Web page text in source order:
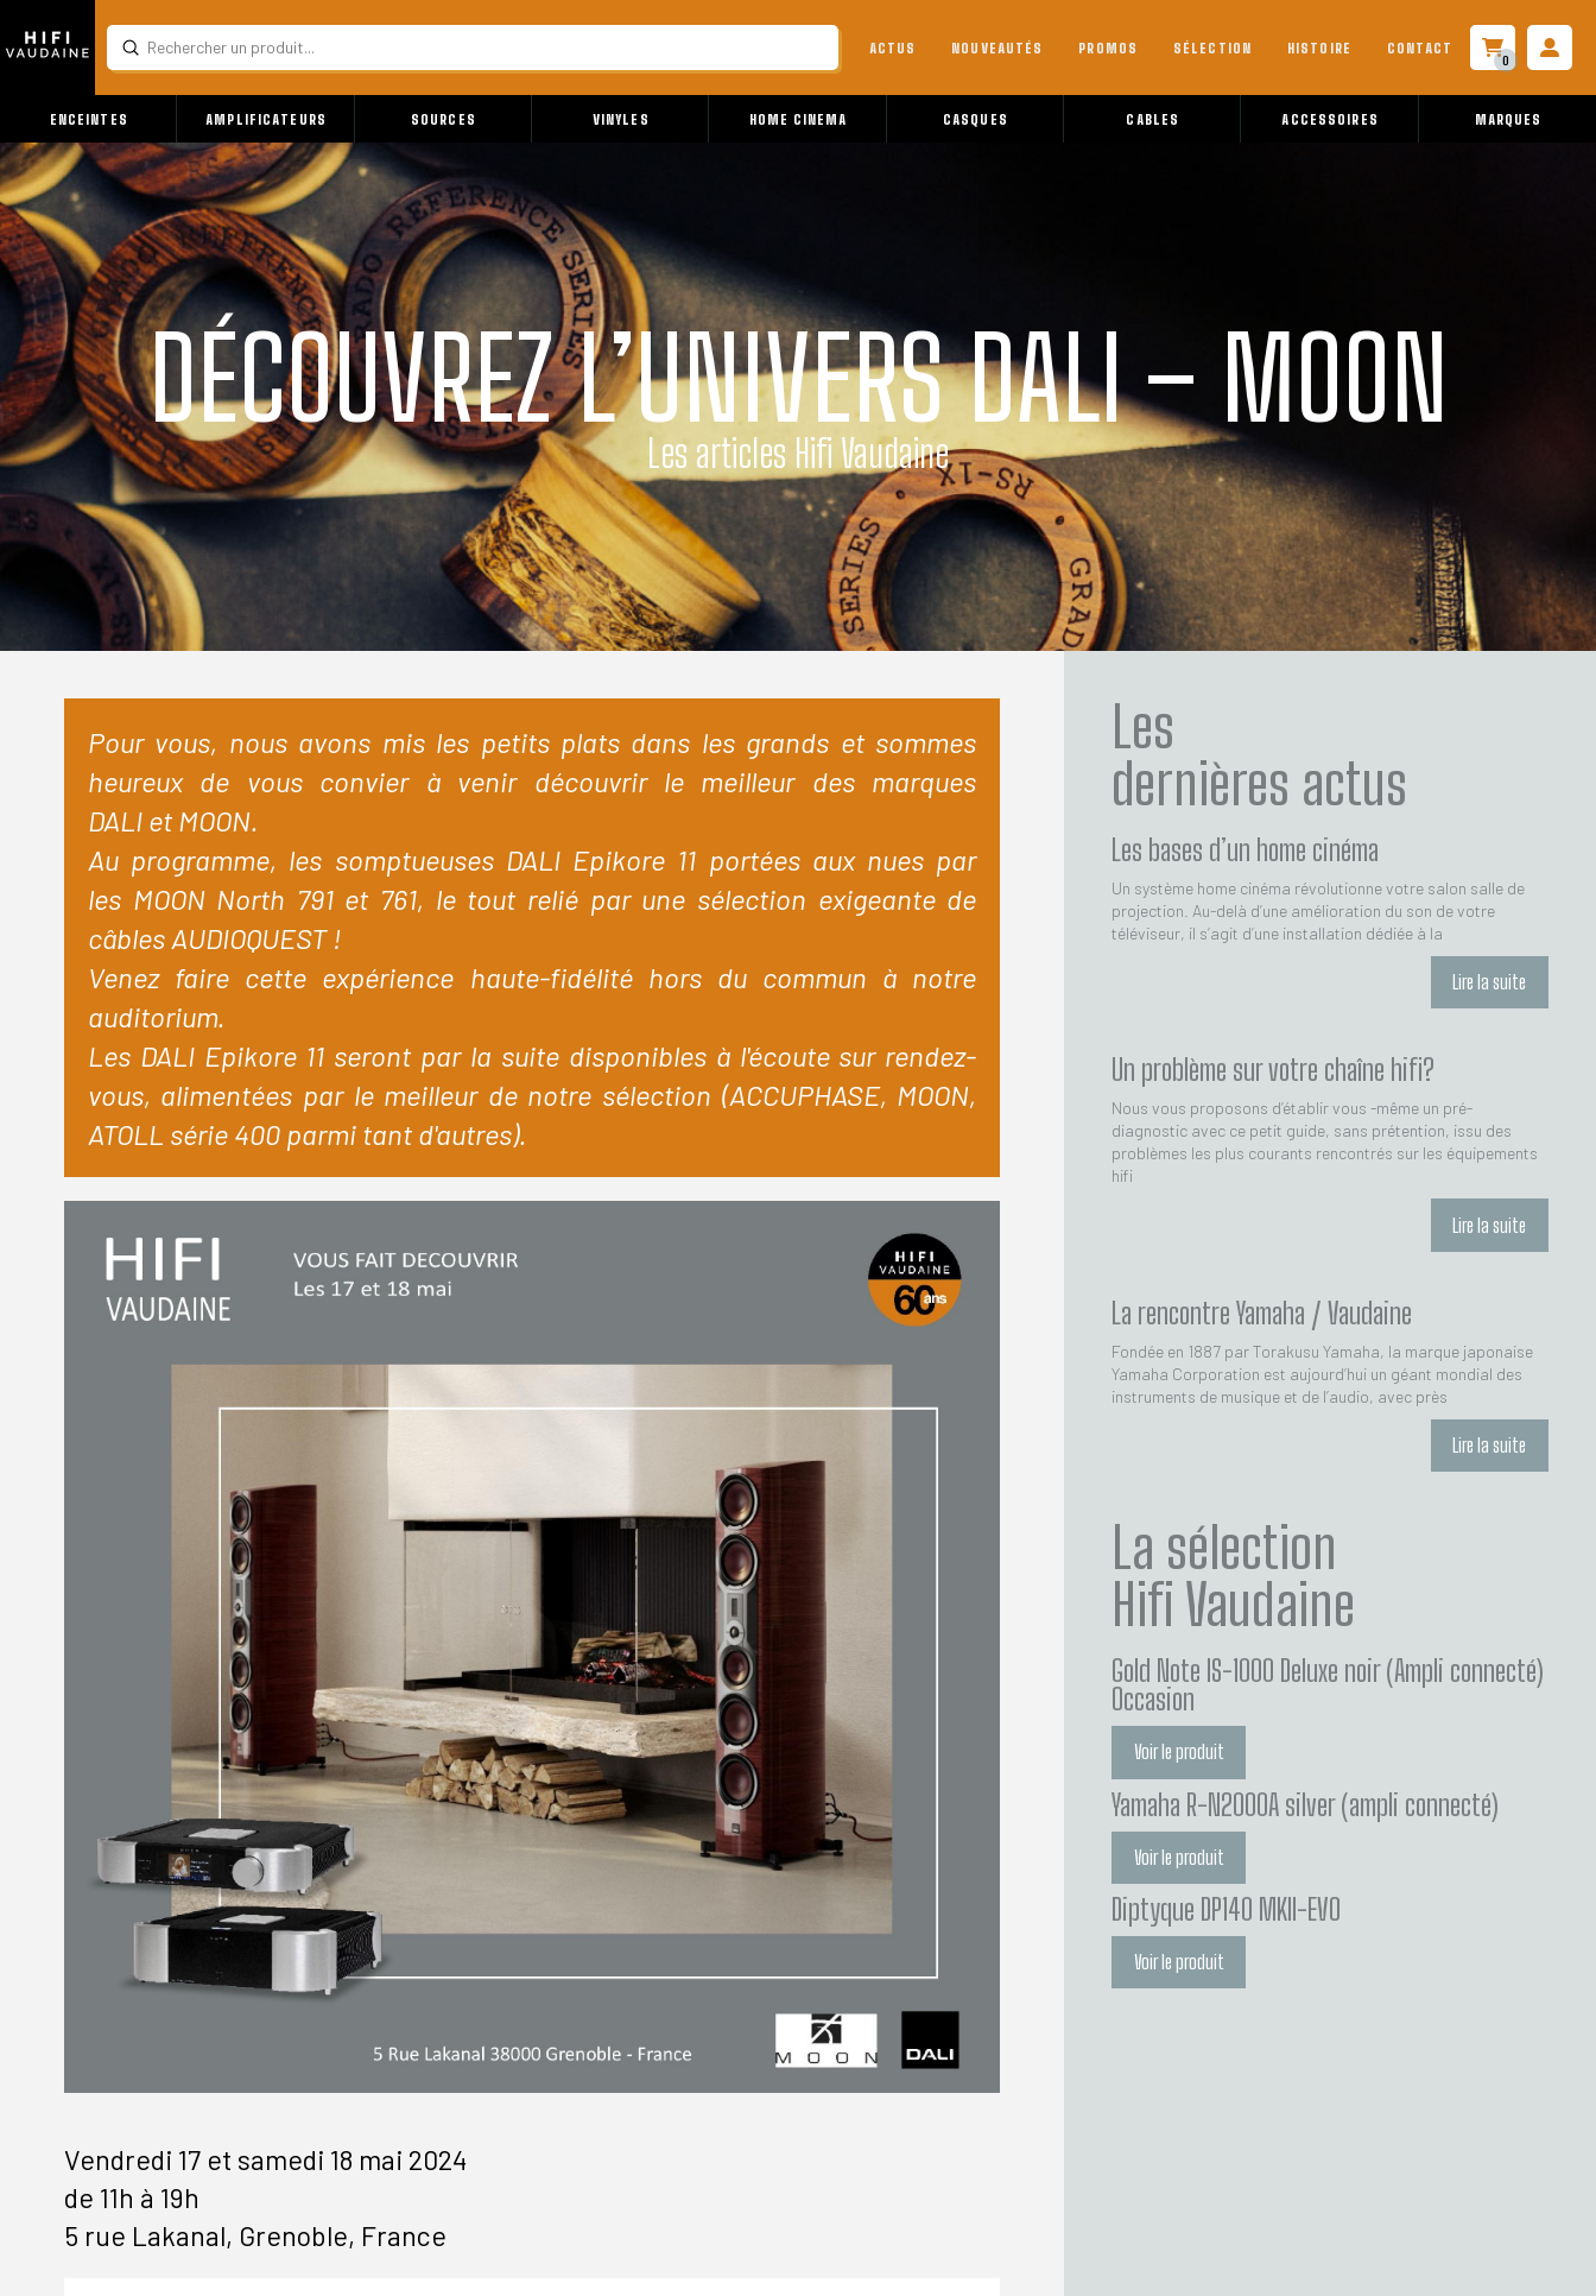
Search
Submit ACTUS NOUVEAUTÉS PROMOS SÉLECTION HISTOIRE CONTACT
0
ENCEINTES AMPLIFICATEURS SOURCES VINYLES HOME CINEMA CASQUES CABLES ACCESSOIRES MARQUES
DÉCOUVREZ L’UNIVERS DALI – MOON
Les articles Hifi Vaudaine
Pour vous, nous avons mis les petits plats dans les grands et sommes
heureux de vous convier à venir découvrir le meilleur des marques
DALIet MOON.
Au programme, les somptueuses DALIEpikore 11 portées aux nues par
les MOON North 791 et 761, le tout relié par une sélection exigeante de
câbles AUDIOQUEST !
Venez faire cette expérience haute-fidélité hors du commun à notre
auditorium.
Les DALIEpikore 11 seront par la suite disponibles à l'écoute sur rendez-
vous, alimentées par le meilleur de notre sélection (ACCUPHASE, MOON,
ATOLL série 400 parmi tant d'autres).
Vendredi 17 et samedi 18 mai 2024
de 11h à 19h
5 rue Lakanal, Grenoble, France
Les
dernières actus
Les bases d’un home cinéma
Un système home cinéma révolutionne votre salon salle de
projection. Au-delà d’une amélioration du son de votre
téléviseur, il s’agit d’une installation dédiée à la
Lire la suite
Un problème sur votre chaîne hifi?
Nous vous proposons d’établir vous -même un pré-
diagnostic avec ce petit guide, sans prétention, issu des
problèmes les plus courants rencontrés sur les équipements
hifi
Lire la suite
La rencontre Yamaha / Vaudaine
Fondée en 1887 par Torakusu Yamaha, la marque japonaise
Yamaha Corporation est aujourd’hui un géant mondial des
instruments de musique et de l’audio, avec près
Lire la suite
La sélection
Hifi Vaudaine
Gold Note IS-1000 Deluxe noir (Ampli connecté)
Occasion
Voir le produit
Yamaha R-N2000A silver (ampli connecté)
Voir le produit
Diptyque DP140 MKII-EVO
Voir le produit